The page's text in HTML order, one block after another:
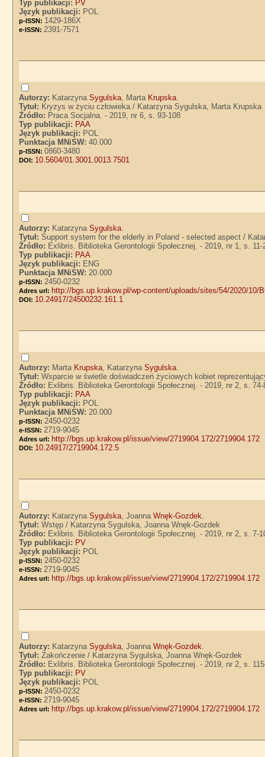
Typ publikacji: PV
Język publikacji: POL
p-ISSN: 1429-186X
e-ISSN: 2391-7571
Autorzy: KatarzynaSygulska, Marta Krupska.
Tytuł: Kryzys w życiu człowieka / Katarzyna Sygulska, Marta Krupska
Źródło: Praca Socjalna. - 2019, nr 6, s. 93-108
Typ publikacji: PAA
Język publikacji: POL
Punktacja MNiSW:40.000
p-ISSN:0860-3480
DOI: 10.5604/01.3001.0013.7501
Autorzy: KatarzynaSygulska.
Tytuł:Support system for the elderly in Poland - selected aspect /
Źródło: Exlibris. Biblioteka Gerontologii Społecznej. - 2019, nr 1, s. 11-
Typ publikacji: PAA
Język publikacji: ENG
Punktacja MNiSW:20.000
p-ISSN: 2450-0232
Adres url: http://bgs.up.krakow.pl/wp-content/uploads/sites/54/2020/10/
DOI: 10.24917/24500232.161.1
Autorzy: Marta Krupska, KatarzynaSygulska.
Tytuł:Wsparcie w świetle doświadczeń życiowych kobiet
Źródło: Exlibris. Biblioteka Gerontologii Społecznej. - 2019, nr 2, s. 74-
Typ publikacji: PAA
Język publikacji: POL
Punktacja MNiSW:20.000
p-ISSN: 2450-0232
e-ISSN: 2719-9045
Adres url: http://bgs.up.krakow.pl/issue/view/2719904.172/2719904.172
DOI: 10.24917/2719904.172.5
Autorzy: KatarzynaSygulska, JoannaWnęk-Gozdek.
Tytuł:Wstęp / Katarzyna Sygulska, Joanna Wnęk-Gozdek
Źródło: Exlibris. Biblioteka Gerontologii Społecznej. - 2019, nr 2, s. 7-
Typ publikacji: PV
Język publikacji: POL
p-ISSN: 2450-0232
e-ISSN: 2719-9045
Adres url: http://bgs.up.krakow.pl/issue/view/2719904.172/2719904.172
Autorzy: KatarzynaSygulska, JoannaWnęk-Gozdek.
Tytuł:Zakończenie / Katarzyna Sygulska, Joanna Wnęk-Gozdek
Źródło: Exlibris. Biblioteka Gerontologii Społecznej. - 2019, nr 2, s.
Typ publikacji: PV
Język publikacji: POL
p-ISSN: 2450-0232
e-ISSN: 2719-9045
Adres url: http://bgs.up.krakow.pl/issue/view/2719904.172/2719904.172